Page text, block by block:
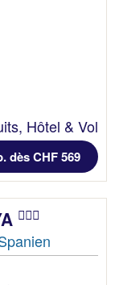
Hôtel & Vol
dès CHF 569